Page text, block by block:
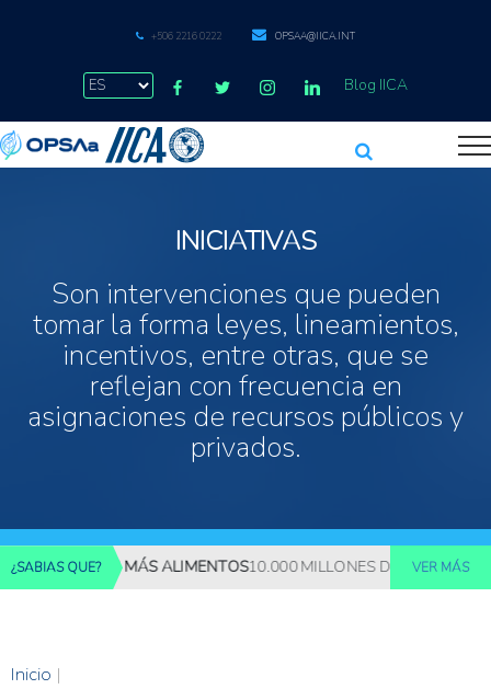
+506 2216 0222 OPSAA@IICA.INT
Blog IICA
INICIATIVAS
Son intervenciones que pueden
tomar la forma leyes, lineamientos,
incentivos, entre otras, que se
reflejan con frecuencia en
asignaciones de recursos públicos y
privados.
¿SABIAS QUE?MÁS ALIMENTOS10.000 MILLONES DE PERSONAS
VER MÁS
Inicio |